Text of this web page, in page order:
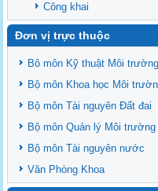
Công khai
Đơn vị trực thuộc
Bô môn Kỹ thuật Môi trường
Bộ môn Khoa học Môi
Bộ môn Tài nguyên Đất đai
Bộ môn Quản lý Môi trường
Bộ môn Tài nguyên nước
Văn Phòng Khoa